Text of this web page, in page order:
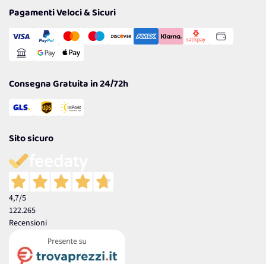
Cookie Policy
Gestisci Cookie
Reso Facile e Veloce
Pagamenti Veloci & Sicuri
Consegna Gratuita in 24/72h
Sito sicuro
4,7/5
122.265
Recensioni